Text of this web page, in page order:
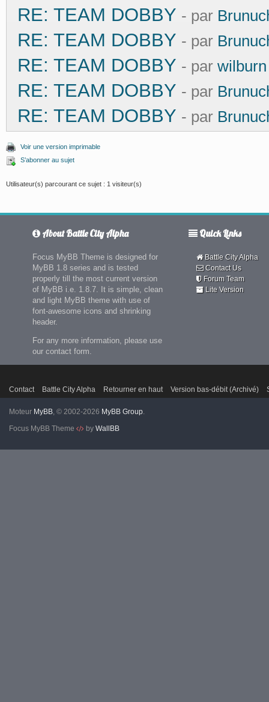
RE: TEAM DOBBY - par
RE: TEAM DOBBY - par
RE: TEAM DOBBY - par wilburn
RE: TEAM DOBBY - par
RE: TEAM DOBBY - par
Voir une version imprimable
S’abonner au sujet
Utilisateur(s) parcourant ce sujet : 1 visiteur(s)
About Battle City Alpha
Focus MyBB Theme is designed for
MyBB 1.8 series and is tested
properly till the most current version
of MyBB i.e. 1.8.7. It is simple, clean
and light MyBB theme with use of
font-awesome icons and shrinking
header.
For any more information, please use
our contact form.
Quick Links
Battle City Alpha
Contact Us
Forum Team
Lite Version
Contact Battle City Alpha Retourner en haut Version bas-débit (Archivé)
Moteur MyBB, © 2002-2026 MyBB Group.
Focus MyBB Theme
by WallBB